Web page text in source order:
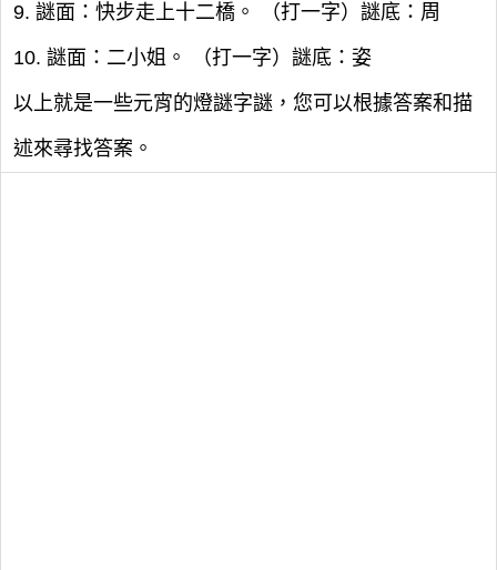
9. 謎面：快步走上十二橋。 （打一字）謎底：周
10. 謎面：二小姐。 （打一字）謎底：姿
以上就是一些元宵的燈謎字謎，您可以根據答案和描
述來尋找答案。